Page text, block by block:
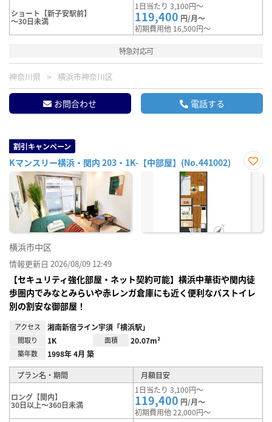
ショート【新子安駅前】
～30日未満
1日当たり 3,100円～
119,400 円/月～
初期費用他 16,500円～
特急対応可
神奈川県 横浜市神奈川区
お問合わせ 電話する
割引キャンペーン
Kマンスリー横浜・関内 203・1K-【中部屋】(No.441002)
お気
横浜市中区
情報更新日 2026/08/09 12:49
【セキュリティ強化部屋・ネット契約可能】横浜中華街や関内徒
歩圏内でみなとみらいや赤レンガ倉庫にも近く便利なバストイレ
別の割安な御部屋！
アクセス 湘南新宿ライン宇須「横浜駅」
間取り 1K 面積 20.07m²
築年数 1998年 4月 築
プラン名・期間 月額目安
ロング【関内】
30日以上～360日未満
1日当たり 3,100円～
119,400 円/月～
初期費用他 22,000円～